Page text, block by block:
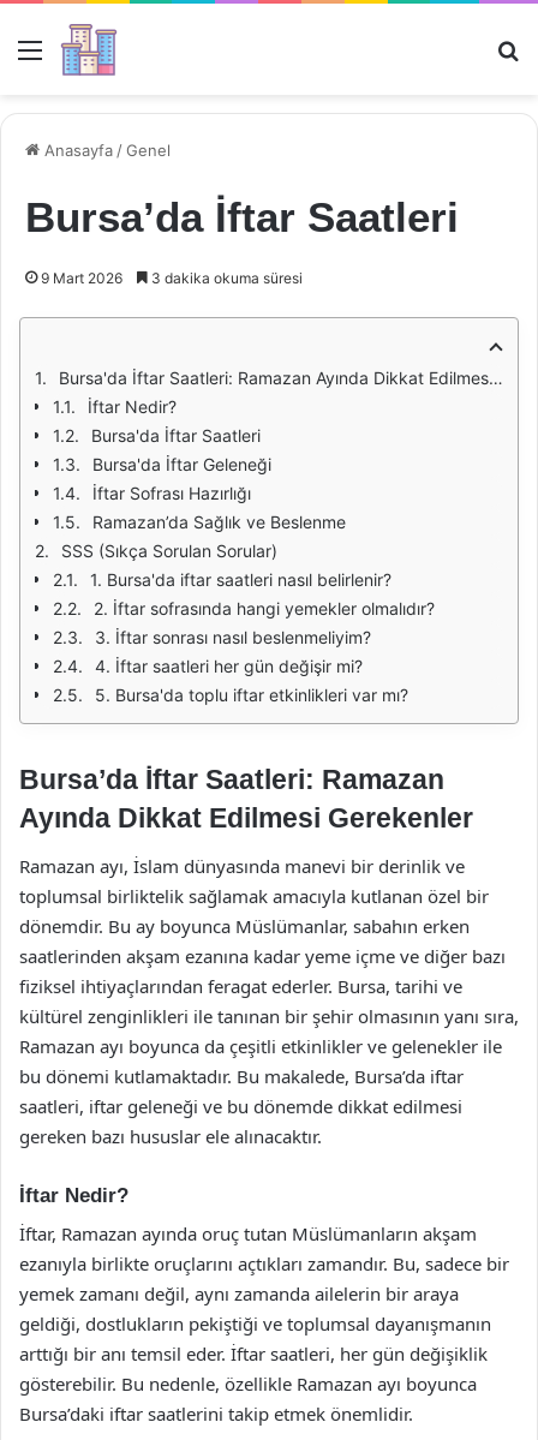
Menü
Anasayfa /Genel
Bursa’da İftar Saatleri
9 Mart 2026 3 dakika okuma süresi
Bursa'da İftar Saatleri: Ramazan Ayında Dikkat Edilmesi Gerekenler
İftar Nedir?
Bursa'da İftar Saatleri
Bursa'da İftar Geleneği
İftar Sofrası Hazırlığı
Ramazan’da Sağlık ve Beslenme
SSS (Sıkça Sorulan Sorular)
1. Bursa'da iftar saatleri nasıl belirlenir?
2. İftar sofrasında hangi yemekler olmalıdır?
3. İftar sonrası nasıl beslenmeliyim?
4. İftar saatleri her gün değişir mi?
5. Bursa'da toplu iftar etkinlikleri var mı?
Bursa’da İftar Saatleri: Ramazan
Ayında Dikkat Edilmesi Gerekenler
Ramazan ayı, İslam dünyasında manevi bir derinlik ve
toplumsal birliktelik sağlamak amacıyla kutlanan özel bir
dönemdir. Bu ay boyunca Müslümanlar, sabahın erken
saatlerinden akşam ezanına kadar yeme içme ve diğer bazı
fiziksel ihtiyaçlarından feragat ederler. Bursa, tarihi ve
kültürel zenginlikleri ile tanınan bir şehir olmasının yanı sıra,
Ramazan ayı boyunca da çeşitli etkinlikler ve gelenekler ile
bu dönemi kutlamaktadır. Bu makalede, Bursa’da iftar
saatleri, iftar geleneği ve bu dönemde dikkat edilmesi
gereken bazı hususlar ele alınacaktır.
İftar Nedir?
İftar, Ramazan ayında oruç tutan Müslümanların akşam
ezanıyla birlikte oruçlarını açtıkları zamandır. Bu, sadece bir
yemek zamanı değil, aynı zamanda ailelerin bir araya
geldiği, dostlukların pekiştiği ve toplumsal dayanışmanın
arttığı bir anı temsil eder. İftar saatleri, her gün değişiklik
gösterebilir. Bu nedenle, özellikle Ramazan ayı boyunca
Bursa’daki iftar saatlerini takip etmek önemlidir.